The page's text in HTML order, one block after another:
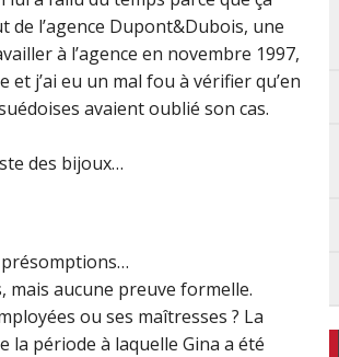
l’agence Dupont&Dubois, une
à l’agence en novembre 1997,
j’ai eu un mal fou à vérifier qu’en
avaient oublié son cas.
des bijoux…
présomptions…
mais aucune preuve formelle.
ou ses maîtresses ? La
la période à laquelle Gina a été